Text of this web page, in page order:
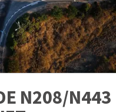
N208/N443